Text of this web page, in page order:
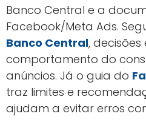
Banco Central e a
Facebook/Meta Ads.
Banco Central,
comportamento do
anúncios. Já o guia do
traz limites e
ajudam a evitar erros